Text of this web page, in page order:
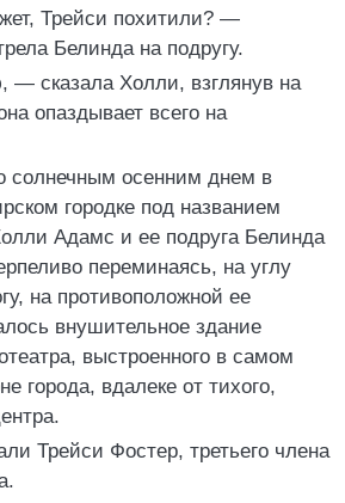
Трейси похитили? —
Белинда на подругу.
сказала Холли, взглянув на
опаздывает всего на
солнечным осенним днем в
городке под названием
Адамс и ее подруга Белинда
переминаясь, на углу
на противоположной ее
внушительное здание
выстроенного в самом
города, вдалеке от тихого,
Трейси Фостер, третьего члена